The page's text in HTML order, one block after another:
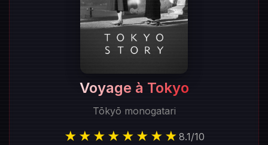
Voyage à Tokyo
Tōkyō monogatari
★★★★★★★★ 8.1/10